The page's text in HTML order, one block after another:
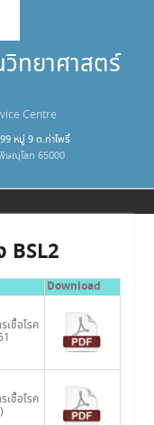
ทยาศาสตร์
Centre
หมู่ 9 ต.ท่าโพธิ์
ษณุโลก 65000
BSL2
Download
เชื้อโรค
เชื้อโรค